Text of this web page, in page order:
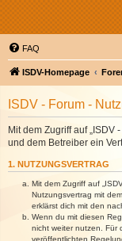
FAQ
ISDV-Homepage
ISDV - Forum -
Mit dem Zugriff auf „ISDV
und dem Betreiber ein
1. NUTZUNGSVERTRAG
Mit dem Zugriff auf
Nutzungsvertrag mit
erklärst dich mit den
Wenn du mit diesen
nicht weiter nutzen. Für
veröffentlichten